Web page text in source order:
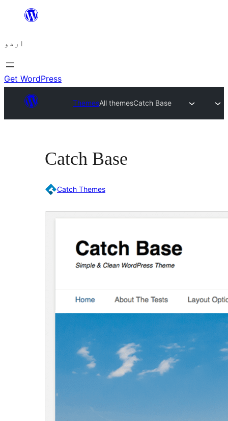
چھوڑیں
پر
جائیں
اردو
Get WordPress
ThemesAll themesCatch Base
Catch Base
Catch Themes